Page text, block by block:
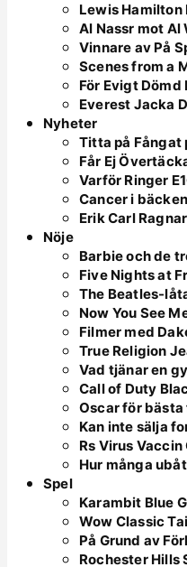
Lewis Hamilton
Al Nassr mot
Vinnare av På
Scenes from a
För Evigt
Everest Jacka
Nyheter
Titta på Fångat
Får Ej
Varför Ringer
Cancer i
Erik Carl
Nöje
Barbie och de
Five Nights at
The Beatles-
Now You See
Filmer med
True Religion
Vad tjänar en
Call of Duty
Oscar för bästa
Kan inte sälja
Rs Virus
Hur många
Spel
Karambit Blue
Wow Classic
På Grund av
Rochester Hills